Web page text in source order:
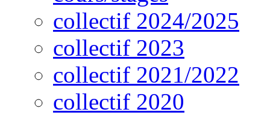
collectif 2024/2025
collectif 2023
collectif 2021/2022
collectif 2020